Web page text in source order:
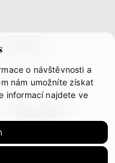
o návštěvnosti a
nám umožníte získat
informací najdete ve